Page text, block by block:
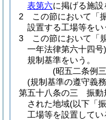
表第六に掲げる施設
2
この節において「
設置する工場等をい
3
この節において「
一年法律第六十四号)
規制基準をいう。
(昭五二条例
(規制基準の遵守義
第五十八条の三
振動
された地域(以下「
工場等を設置して